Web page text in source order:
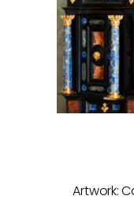
Artwork: